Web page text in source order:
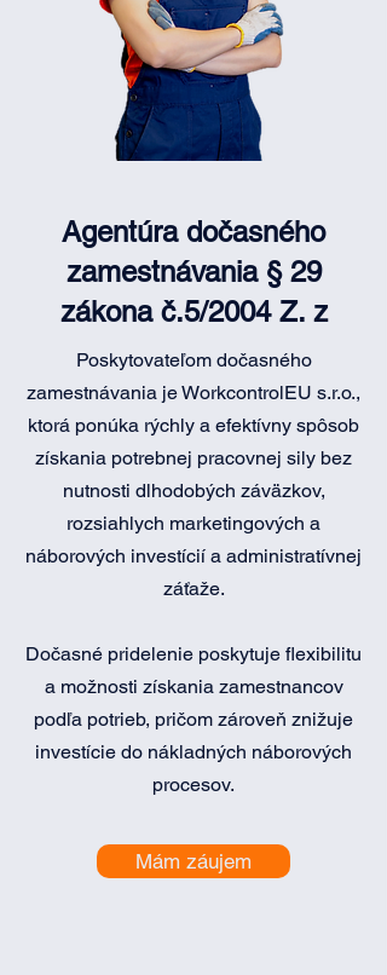
Agentúra dočasného
zamestnávania § 29
zákona č.5/2004 Z. z
Poskytovateľom dočasného
zamestnávania je WorkcontrolEU s.r.o.,
ktorá ponúka rýchly a efektívny spôsob
získania potrebnej pracovnej sily bez
nutnosti dlhodobých záväzkov,
rozsiahlych marketingových a
náborových investícií a administratívnej
záťaže.
Dočasné pridelenie poskytuje flexibilitu
a možnosti získania zamestnancov
podľa potrieb, pričom zároveň znižuje
investície do nákladných náborových
procesov.
Mám záujem